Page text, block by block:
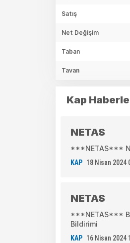
Satış
Net Değişim
Taban
Tavan
Kap
NETAS
***NETAS***
KAP 18 Nisan 2024
NETAS
***NETAS***
Bildirimi
KAP 16 Nisan 2024